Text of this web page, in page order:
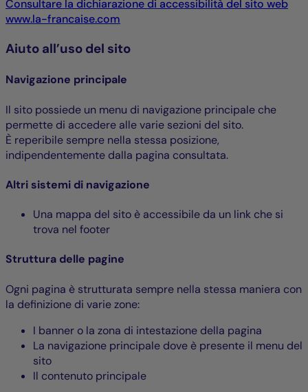
Consultare la dichiarazione di accessibilità del sito web
www.la-francaise.com
Aiuto all’uso del sito
Navigazione principale
Il sito possiede un menu di navigazione principale che
permette di accedere alle varie sezioni del sito.
È reperibile sempre nella stessa posizione,
indipendentemente dalla pagina consultata.
Altri sistemi di navigazione
Una mappa del sito è accessibile da un link che si
trova nel footer
Struttura delle pagine
Ogni pagina è strutturata sempre nella stessa maniera con
la definizione di varie zone:
I banner o la zona di intestazione della pagina
La navigazione principale dove è presente il menu del
sito
Il contenuto principale